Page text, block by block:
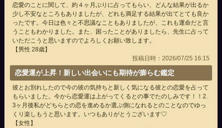
恋愛のことに関して、約４ヶ月ぶりに占ってもらい、どんな結果が出るか
少し不安なところもありましたが、どれも満足する結果が出てとても良か
ったです。今日は色々と不思議なこともありましたが、これも運命だと言
うこともわかりました。また、困ったことがありましたら、先生に占って
いただこうと思いますのでよろしくお願い致します。
【男性 28歳】
投稿日時：2026/07/25 16:15
恋愛運が上昇！新しい出会いにも期待が膨らむ鑑定
彼とお別れしたので今の彼の気持ちと新しく気になる彼との恋愛を占って
もらいました。今から恋愛運は上がってくるとの事でたのしみです！！2.
3ヶ月後私がどちらとの恋を進めるか選ぶ側になれるとのことなのでゆっ
くり楽しもうと思います。いつもありがとうございます♡
【女性】